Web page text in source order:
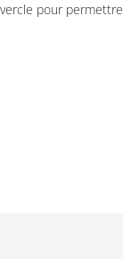
pour permettre